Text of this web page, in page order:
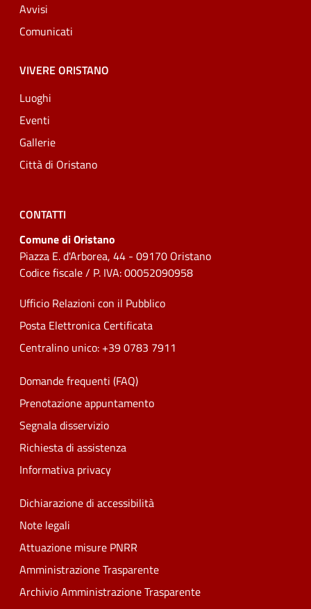
Avvisi
Comunicati
VIVERE ORISTANO
Luoghi
Eventi
Gallerie
Città di Oristano
CONTATTI
Comune di Oristano
Piazza E. d'Arborea, 44 - 09170 Oristano
Codice fiscale / P. IVA: 00052090958
Ufficio Relazioni con il Pubblico
Posta Elettronica Certificata
Centralino unico: +39 0783 7911
Domande frequenti (FAQ)
Prenotazione appuntamento
Segnala disservizio
Richiesta di assistenza
Informativa privacy
Dichiarazione di accessibilità
Note legali
Attuazione misure PNRR
Amministrazione Trasparente
Archivio Amministrazione Trasparente